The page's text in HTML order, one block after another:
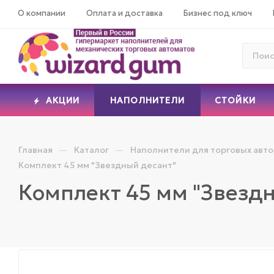
О компании Оплата и доставка Бизнес под ключ
АКЦИИ НАПОЛНИТЕЛИ СТОЙКИ
Главная — Каталог —
Наполнители для торговых
Комплект 45 мм "Звездный десант"
Комплект 45 мм